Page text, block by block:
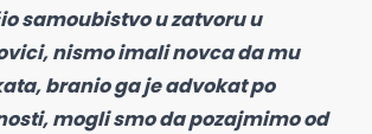
samoubistvo u zatvoru u
nismo imali novca da mu
branio ga je advokat po
mogli smo da pozajmimo od